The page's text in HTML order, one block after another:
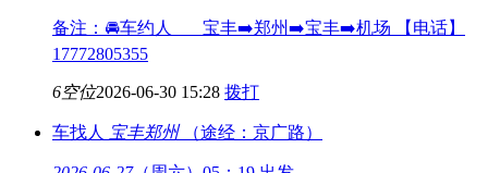
备注：🚘车约人 宝丰➡️郑州➡️宝丰➡️机场 【电话】
17772805355
6空位2026-06-30 15:28 拨打
车找人 宝丰郑州 （途经：京广路）